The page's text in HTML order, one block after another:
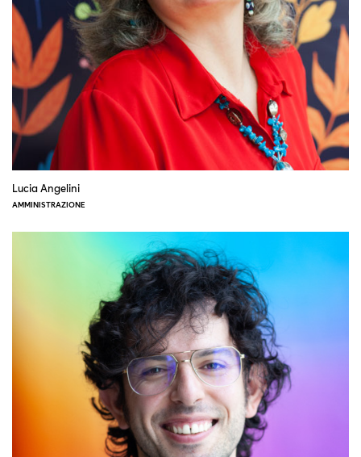
Lucia Angelini
AMMINISTRAZIONE